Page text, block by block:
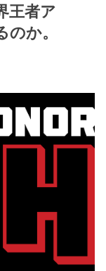
王者ア
か。